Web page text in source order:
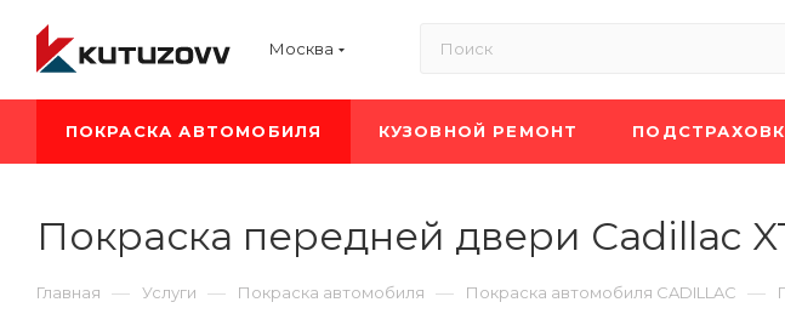
Москва
ПОКРАСКА АВТОМОБИЛЯ КУЗОВНОЙ РЕМОНТ
Покраска передней двери Cadillac
Главная — Услуги — Покраска автомобиля — Покраска автомобиля CADILLAC —